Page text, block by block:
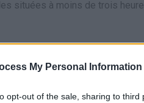
My Personal Information
opt-out of the sale, sharing to
situées à moins de trois